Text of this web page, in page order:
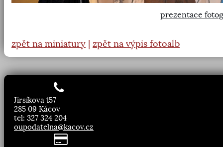
prezentace
zpět na miniatury zpět na výpis fotoalb
Jirsíkova 157
285 09 Kácov
tel: 327 324 204
oupodatelna@kacov.cz